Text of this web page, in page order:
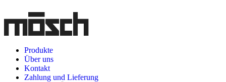
Produkte
Über uns
Kontakt
Zahlung und Lieferung